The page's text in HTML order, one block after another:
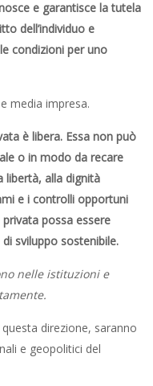
e garantisce la tutela
dell’individuo e
condizioni per uno
media impresa.
è libera. Essa non può
o in modo da recare
libertà, alla dignità
e i controlli opportuni
possa essere
sviluppo so­stenibile.
nelle istituzioni e
direzione, saranno
e geopolitici del